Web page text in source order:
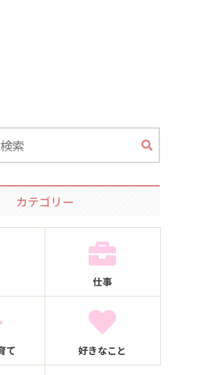
カテゴリー
仕事
て 好きなこと